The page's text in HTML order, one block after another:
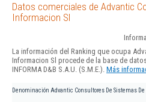
Datos comerciales de Advantic
Informacion Sl
La información del Ranking que ocupa
Informacion Sl procede de la base de
INFORMA D&B S.A.U. (S.M.E.). Más
Denominación Advantic Consultores De Sistemas De